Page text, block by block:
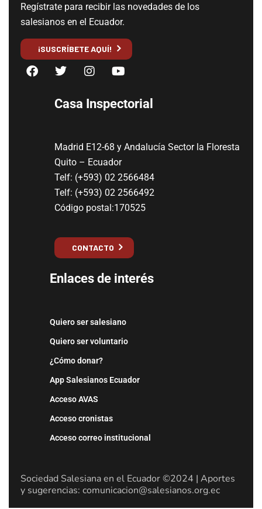
Regístrate para recibir las novedades de los
salesianos en el Ecuador.
¡SUSCRÍBETE AQUÍ!
Casa Inspectorial
Madrid E12-68 y Andalucía Sector la Floresta
Quito – Ecuador
Telf: (+593) 02 2566484
Telf: (+593) 02 2566492
Código postal:170525
CONTACTO
Enlaces de interés
Quiero ser salesiano
Quiero ser voluntario
¿Cómo donar?
App Salesianos Ecuador
Acceso AVAS
Acceso cronistas
Acceso correo institucional
Sociedad Salesiana en el Ecuador ©2024 | Aportes
y sugerencias: comunicacion@salesianos.org.ec